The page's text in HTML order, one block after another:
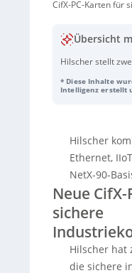
CifX-PC-Karten für
Übersicht
Hilscher stellt
zukunftssichere
NetX100-
sowie für neue
denen Security,
im Fokus stehen. Die Karten unterstützen
zahlreiche
Protokolle (u. a.
Ethernet/IP,
Basic, Powerlink,
* Diese Inhalte
Intelligenz erstellt
Hilscher
Ethernet,
NetX-90-
Neue
sichere
Hilscher hat
die sichere